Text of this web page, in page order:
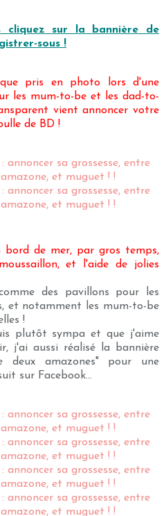
cliquez sur la bannière de
sous !
pris en photo lors d'une
les mum-to-be et les dad-to-
vient annoncer votre
de BD !
bord de mer, par gros temps,
et l'aide de jolies
des pavillons pour les
et notamment les mum-to-be
!
plutôt sympa et que j'aime
j'ai aussi réalisé la bannière
deux amazones" pour une
sur Facebook...